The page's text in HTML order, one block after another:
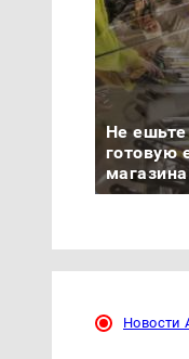
Не ешьте
готовую
Новости